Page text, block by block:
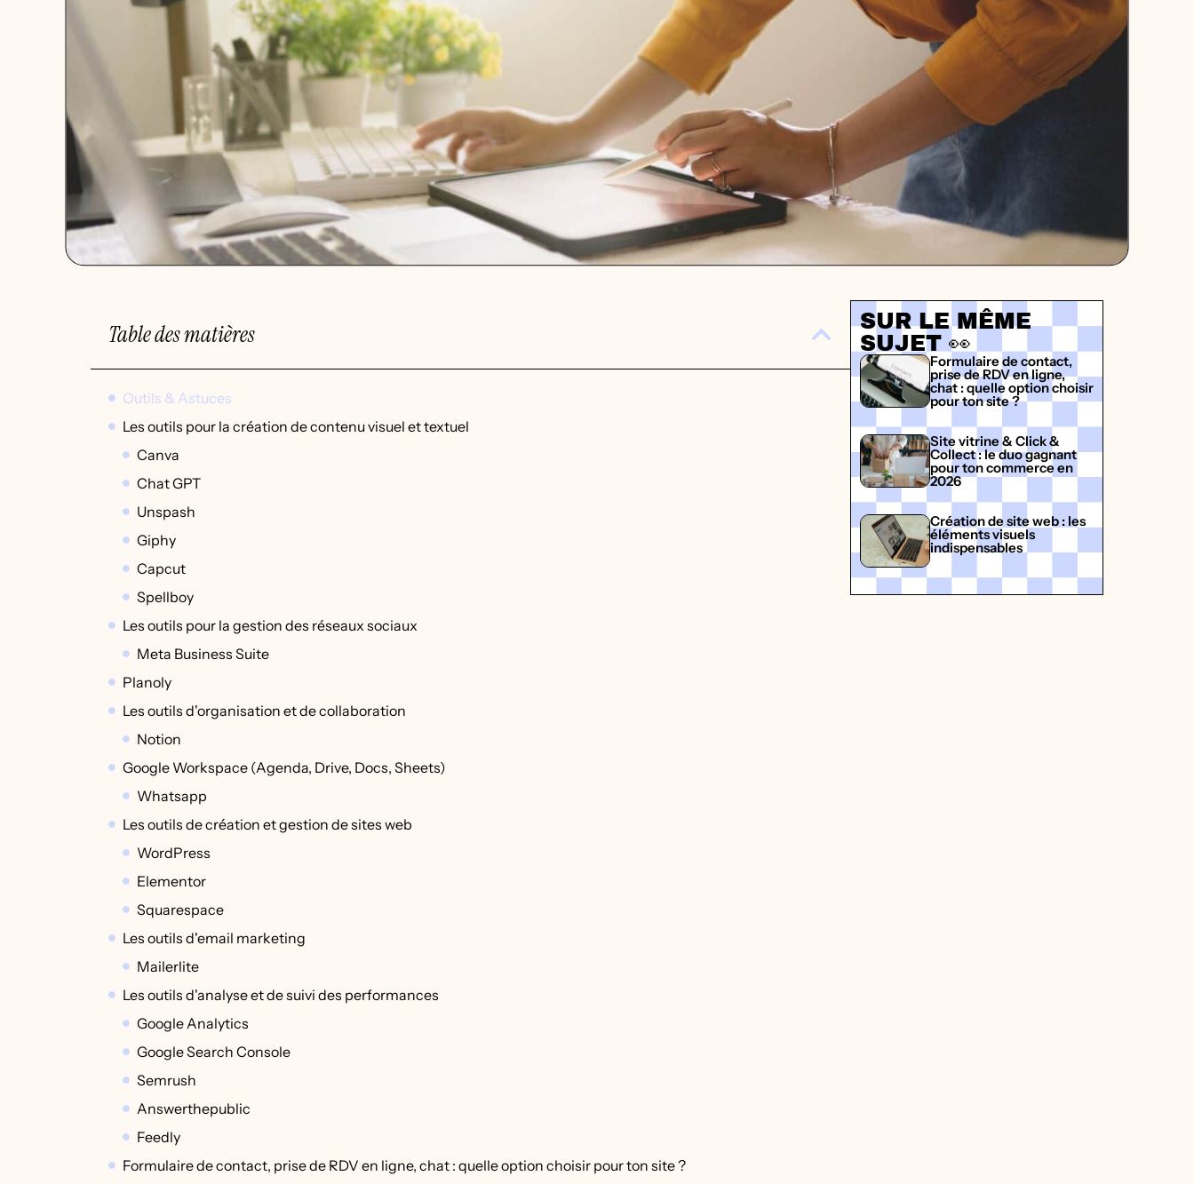
Table des matières
Outils & Astuces
Les outils pour la création de contenu visuel et textuel
Canva
Chat GPT
Unspash
Giphy
Capcut
Spellboy
Les outils pour la gestion des réseaux sociaux
Meta Business Suite
Planoly
Les outils d'organisation et de collaboration
Notion
Google Workspace (Agenda, Drive, Docs, Sheets)
Whatsapp
Les outils de création et gestion de sites web
WordPress
Elementor
Squarespace
Les outils d'email marketing
Mailerlite
Les outils d'analyse et de suivi des performances
Google Analytics
Google Search Console
Semrush
Answerthepublic
Feedly
Formulaire de contact, prise de RDV en ligne, chat : quelle option choisir pour ton site ?
SUR LE MÊME
SUJET 👀
Formulaire de contact,
prise de RDV en ligne,
chat : quelle option choisir
pour ton site ?
Site vitrine & Click &
Collect : le duo gagnant
pour ton commerce en
2026
Création de site web : les
éléments visuels
indispensables